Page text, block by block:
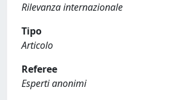
Rilevanza internazionale
Tipo
Articolo
Referee
Esperti anonimi